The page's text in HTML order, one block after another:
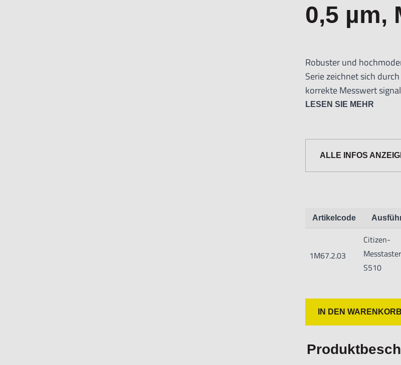
0,5 µm,
Robuster und
Serie zeichnet sich
korrekte Messwert
Spannungsversorgung
Messung innerhalb der
leuchtet die LED grün
10 mm
Auflösung:
0,5 µm
Genauigkeit (P-P): 2,0 µm
Schutzart:IP67
Gewicht:80 g
Messpunktaufnahme:
Schutzgummi:
LESEN SIE MEHR
ALLE INFOS
Artikelcode
1M67.2.03
Citizen-
S510
IN DEN WARENKORB